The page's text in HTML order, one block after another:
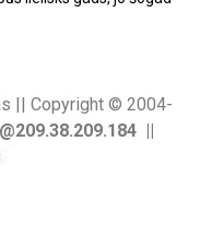
|| Copyright © 2004-
||